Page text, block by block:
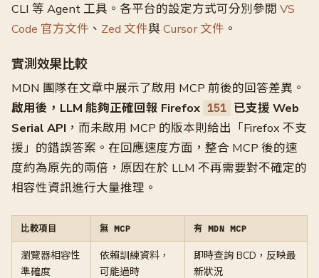
CLI 等 Agent 工具。各平台的設定方式可分別參閱 VS
Code 官方文件 、 Zed 文件與 Cursor 文件 。
實測效果比較
MDN 團隊在文章中展示了啟用 MCP 前後的回答差異。
啟用後，LLM 能夠正確回報 Firefox 151 已支援 Web
Serial API ，而未啟用 MCP 的版本則給出「Firefox 不支
援」的錯誤答案。在回應速度方面，整合 MCP 後的速
度約為原先的兩倍，原因在於 LLM 不再需要對不確定的
相容性資訊進行大量推理。
比較項目 無 MCP 有 MDN MCP
瀏覽器相容性
準確度
依賴訓練資料，
可能過時
即時查詢 BCD，反映最
新狀況